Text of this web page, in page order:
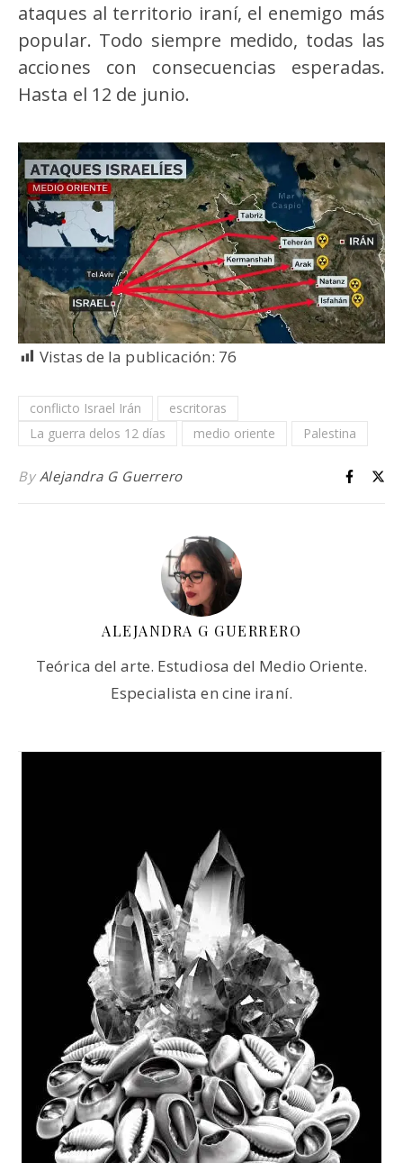
ataques al territorio iraní, el enemigo más
popular. Todo siempre medido, todas las
acciones con consecuencias esperadas.
Hasta el 12 de junio.
Vistas de la publicación: 76
conflicto Israel Irán
escritoras
La guerra delos 12 días
medio oriente Palestina
By Alejandra G Guerrero
ALEJANDRA G GUERRERO
Teórica del arte. Estudiosa del Medio Oriente.
Especialista en cine iraní.